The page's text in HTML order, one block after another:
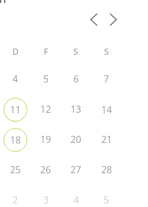
D F S S
4 5 6 7
11 12 13 14
18 19 20 21
25 26 27 28
2 3 4 5